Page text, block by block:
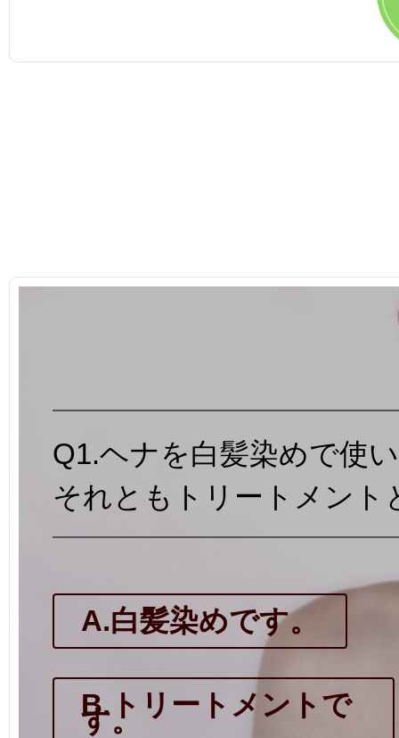
Q1.ヘナを白髪染めで使
それともトリートメント
A.白髪染めです。
B.トリートメントで
す。